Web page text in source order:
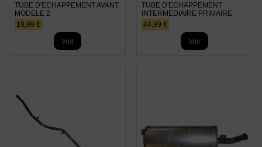
TUBE D'ECHAPPEMENT AVANT
MODELE 2
19,99 €
Voir
TUBE D'ECHAPPEMENT
INTERMEDIAIRE PRIMAIRE
44,99 €
Voir